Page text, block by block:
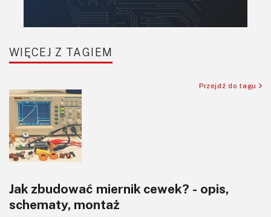
Sensory
Software
Sterowanie
Transformatory
Tranzystory
Wzmacniacze
Zasilanie
WIĘCEJ Z TAGIEM
Przejdź do tagu
Jak zbudować miernik cewek? - opis,
schematy, montaż